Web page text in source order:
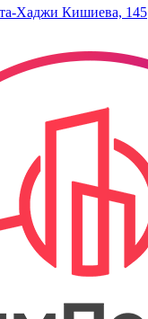
Хаджи Кишиева, 145